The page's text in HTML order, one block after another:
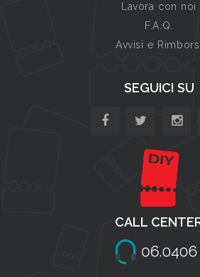
Lavora con noi
F.A.Q.
Avvisi e Rimborsi
SEGUICI SU
CALL